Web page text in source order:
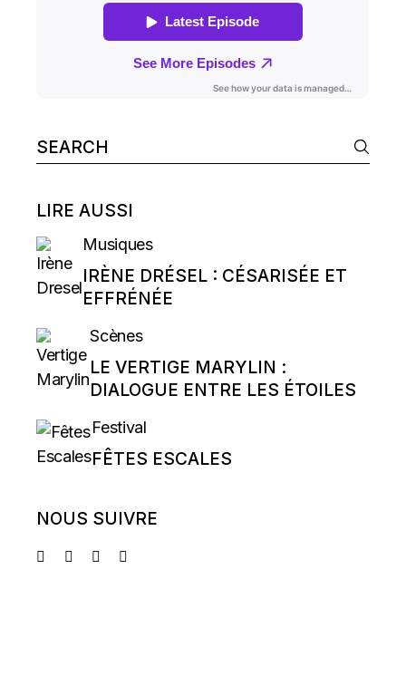
Search
for:
LIRE AUSSI
Musiques
IRÈNE DRÉSEL : CÉSARISÉE ET
EFFRÉNÉE
Scènes
LE VERTIGE MARYLIN :
DIALOGUE ENTRE LES ÉTOILES
Festival
FÊTES ESCALES
NOUS SUIVRE